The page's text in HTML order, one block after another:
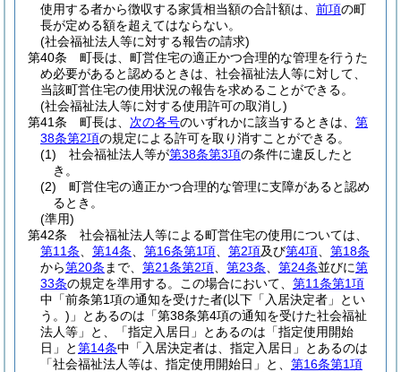
使用する者から徴収する家賃相当額の合計額は、 前項の町
長が定める額を超えてはならない。
(社会福祉法人等に対する報告の請求)
第40条
町長は、町営住宅の適正かつ合理的な管理を行うた
め必要があると認めるときは、社会福祉法人等に対して、
当該町営住宅の使用状況の報告を求めることができる。
(社会福祉法人等に対する使用許可の取消し)
第41条
町長は、 次の各号のいずれかに該当するときは、 第
38条第2項の規定による許可を取り消すことができる。
(1)
社会福祉法人等が第38条第3項の条件に違反したと
き。
(2)
町営住宅の適正かつ合理的な管理に支障があると認め
るとき。
(準用)
第42条
社会福祉法人等による町営住宅の使用については、
第11条
第14条 第16条第1項 第2項及び第4項
第18条
から第20条 まで、 第21条第2項 第23条 第24条並びに第
33条の規定を準用する。 この場合において、 第11条第1項
中「前条第1項の通知を受けた者(以下「入居決定者」とい
う。) 」とあるのは「第38条第4項の通知を受けた社会福祉
法人等」と、「指定入居日」とあるのは「指定使用開始
日」と第14条中「入居決定者は、指定入居日」とあるのは
「社会福祉法人等は、指定使用開始日」と、 第16条第1項